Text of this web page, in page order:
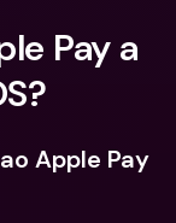
Pay a
Apple Pay